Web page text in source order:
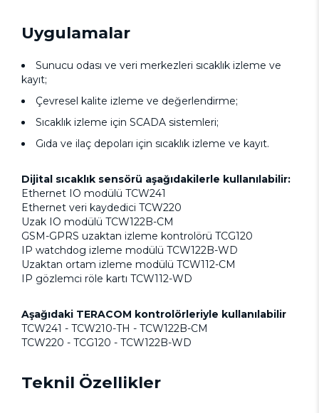
Uygulamalar
Sunucu odası ve veri merkezleri sıcaklık izleme ve
kayıt;
Çevresel kalite izleme ve değerlendirme;
Sıcaklık izleme için SCADA sistemleri;
Gıda ve ilaç depoları için sıcaklık izleme ve kayıt.
Dijital sıcaklık sensörü aşağıdakilerle kullanılabilir:
Ethernet IO modülü TCW241
Ethernet veri kaydedici TCW220
Uzak IO modülü TCW122B-CM
GSM-GPRS uzaktan izleme kontrolörü TCG120
IP watchdog izleme modülü TCW122B-WD
Uzaktan ortam izleme modülü TCW112-CM
IP gözlemci röle kartı TCW112-WD
Aşağıdaki TERACOM kontrolörleriyle kullanılabilir
TCW241 - TCW210-TH - TCW122B-CM
TCW220 - TCG120 - TCW122B-WD
Teknil Özellikler